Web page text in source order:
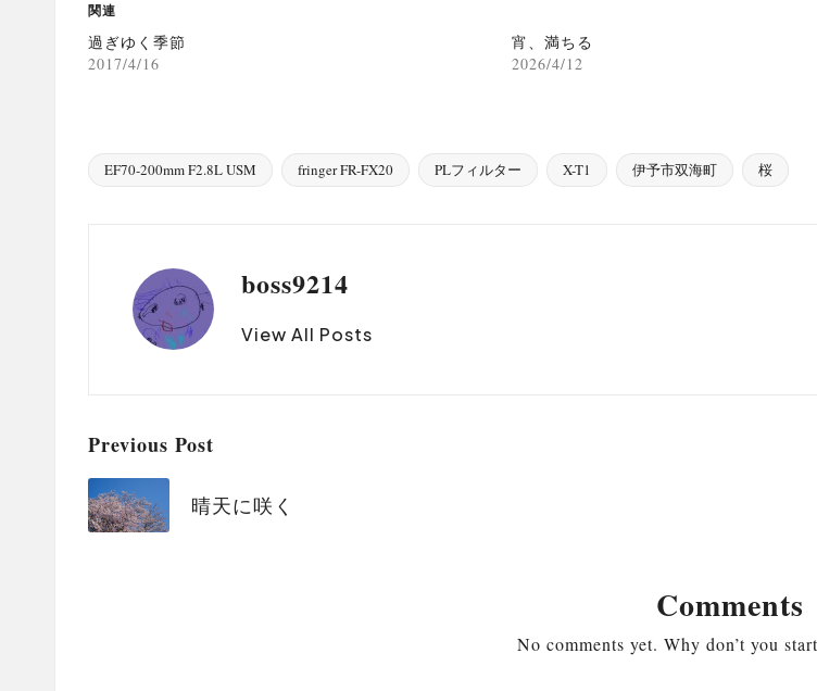
関連
過ぎゆく季節
2017/4/16
宵、満ちる
2026/4/12
Tags:
EF70-200mm F2.8L USM fringer FR-FX20 PLフィルター X-T1 伊予市双海町 桜
boss9214
View All Posts
Post
navigation
Previous Post
晴天に咲く
Comments
No comments yet. Why don’t you